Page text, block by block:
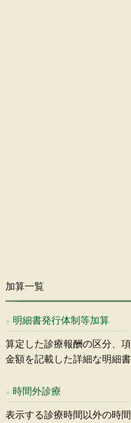
加算一覧
明細書発行体制等加算
算定した診療報酬の区分、
金額を記載した詳細な明細
時間外診療
表示する診療時間以外の時